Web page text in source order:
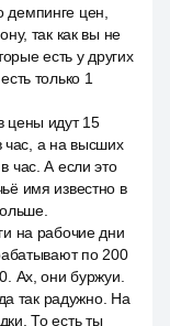
цен,
так как вы не
есть у других
только 1
цены идут 15
час, а на высших
час. А если это
имя известно в
на рабочие дни
по 200
Ах, они буржуи.
так радужно. На
То есть ты